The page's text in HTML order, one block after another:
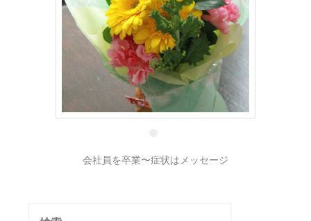
1 3月
会社員を卒業〜症状はメッセージ